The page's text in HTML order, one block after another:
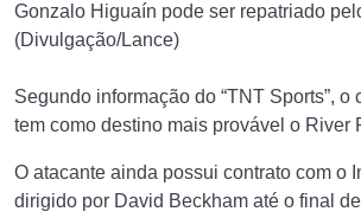
Gonzalo Higuaín pode ser repatriado
(Divulgação/Lance)
Segundo informação do “TNT Sports”, o
tem como destino mais provável o River
O atacante ainda possui contrato com o
dirigido por David Beckham até o final